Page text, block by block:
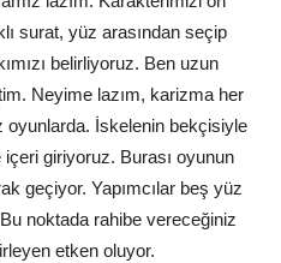
surat, yüz arasından seçip
belirliyoruz. Ben uzun
Neyime lazım, karizma her
İskelenin bekçisiyle
içeri giriyoruz. Burası oyunun
geçiyor. Yapımcılar beş yüz
noktada rahibe vereceğiniz
etken oluyor.